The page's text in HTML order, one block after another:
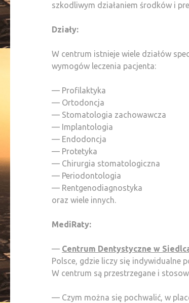
szkodliwym działaniem środków i
Działy:
W centrum istnieje wiele działów
wymogów leczenia pacjenta:
— Profilaktyka
— Ortodoncja
— Stomatologia zachowawcza
— Implantologia
— Endodoncja
— Protetyka
— Chirurgia stomatologiczna
— Periodontologia
— Rentgenodiagnostyka
oraz wiele innych.
MediRaty:
— Centrum Dentystyczne w
Polsce, gdzie liczy się indywidualne
W centrum są przestrzegane i
— Czym można się pochwalić, w